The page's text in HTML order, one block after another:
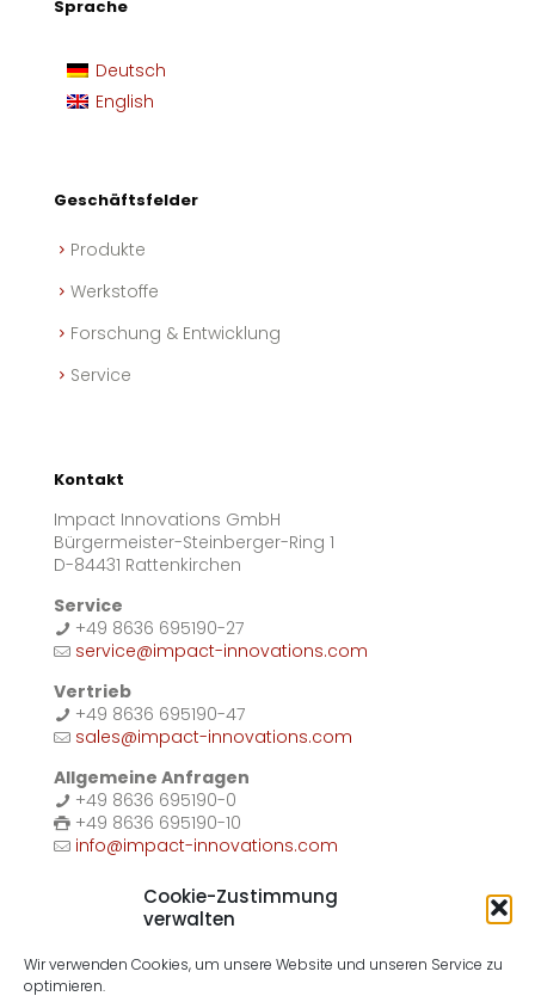
Cookie-Zustimmung
verwalten
Wir verwenden Cookies, um unsere Website und unseren Service zu
optimieren.
Sprache
Deutsch
English
Geschäftsfelder
Produkte
Werkstoffe
Forschung & Entwicklung
Service
Kontakt
Impact Innovations GmbH
Bürgermeister-Steinberger-Ring 1
D-84431 Rattenkirchen
Service
+49 8636 695190-27
service@impact-innovations.com
Vertrieb
+49 8636 695190-47
sales@impact-innovations.com
Allgemeine Anfragen
+49 8636 695190-0
+49 8636 695190-10
info@impact-innovations.com
Zum Kontaktformular